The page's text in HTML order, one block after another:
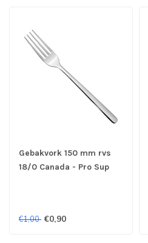
Gebakvork 150 mm rvs
18/0 Canada - Pro Sup
€1,00 €0,90